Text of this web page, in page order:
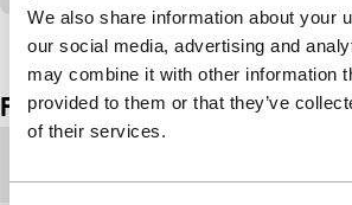
We also share information about your
our social media, advertising and
may combine it with other information
provided to them or that they’ve
of their services.
Bekijk het
Film details